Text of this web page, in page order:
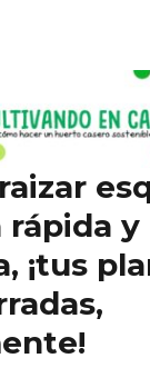
rápida y
¡tus